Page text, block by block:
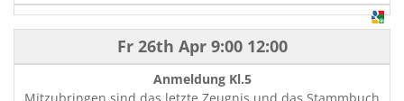
Fr 26th Apr9:00 12:00
Anmeldung Kl.5